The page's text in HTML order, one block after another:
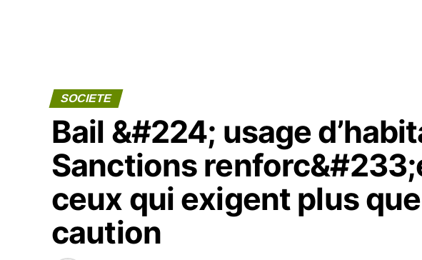
SOCIETE
Bail &#224; usage
Sanctions
ceux qui exigent plus
caution